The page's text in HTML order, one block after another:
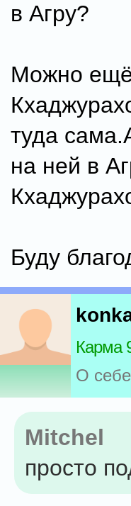
в Агру?
Можно ещё
туда
на ней в
Буду
Карма
О себе
Mitchel
просто